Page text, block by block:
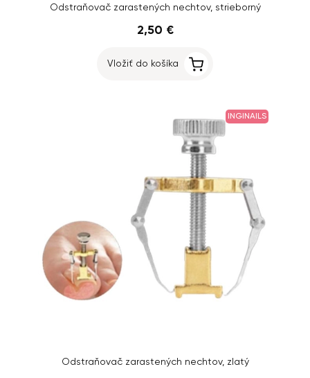
Odstraňovač zarastených nechtov, strieborný
2,50 €
Vložiť do košíka
INGINAILS
Odstraňovač zarastených nechtov, zlatý